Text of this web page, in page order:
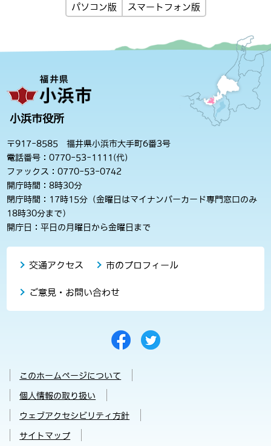
パソコン版 スマートフォン版
小浜市役所
〒917-8585 福井県小浜市大手町6番3号
電話番号：0770-53-1111(代)
ファックス：0770-53-0742
開庁時間：8時30分
閉庁時間：17時15分（金曜日はマイナンバーカード専門窓口のみ
18時30分まで）
開庁日：平日の月曜日から金曜日まで
交通アクセス 市のプロフィール
ご意見・お問い合わせ
このホームページについて
個人情報の取り扱い
ウェブアクセシビリティ方針
サイトマップ